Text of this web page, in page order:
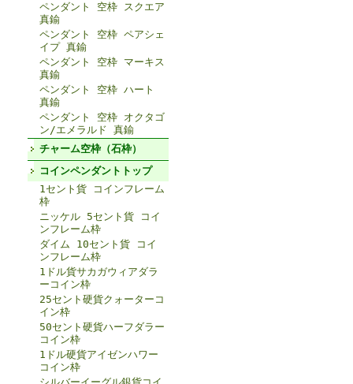
ペンダント 空枠 スクエア
真鍮
ペンダント 空枠 ペアシェ
イプ 真鍮
ペンダント 空枠 マーキス
真鍮
ペンダント 空枠 ハート
真鍮
ペンダント 空枠 オクタゴ
ン/エメラルド 真鍮
チャーム空枠（石枠）
コインペンダントトップ
1セント貨 コインフレーム
枠
ニッケル 5セント貨 コイ
ンフレーム枠
ダイム 10セント貨 コイ
ンフレーム枠
1ドル貨サカガウィアダラ
ーコイン枠
25セント硬貨クォーターコ
イン枠
50セント硬貨ハーフダラー
コイン枠
1ドル硬貨アイゼンハワー
コイン枠